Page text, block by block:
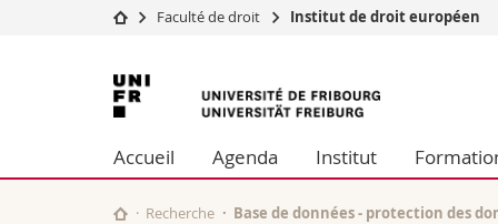
Université
Recherche
Université
Formation continue
Sciences
Lettres et
Sciences
Faculté de droit Institut de droit européen
Université
de
Fribourg
Accueil Agenda Institut
Recherche Base de données - protection des